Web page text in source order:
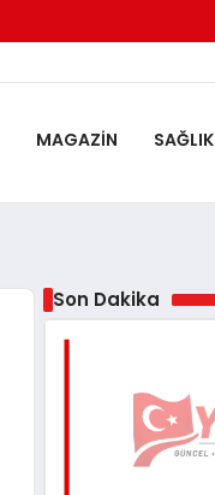
MAGAZIN SAĞLIK
Son Dakika